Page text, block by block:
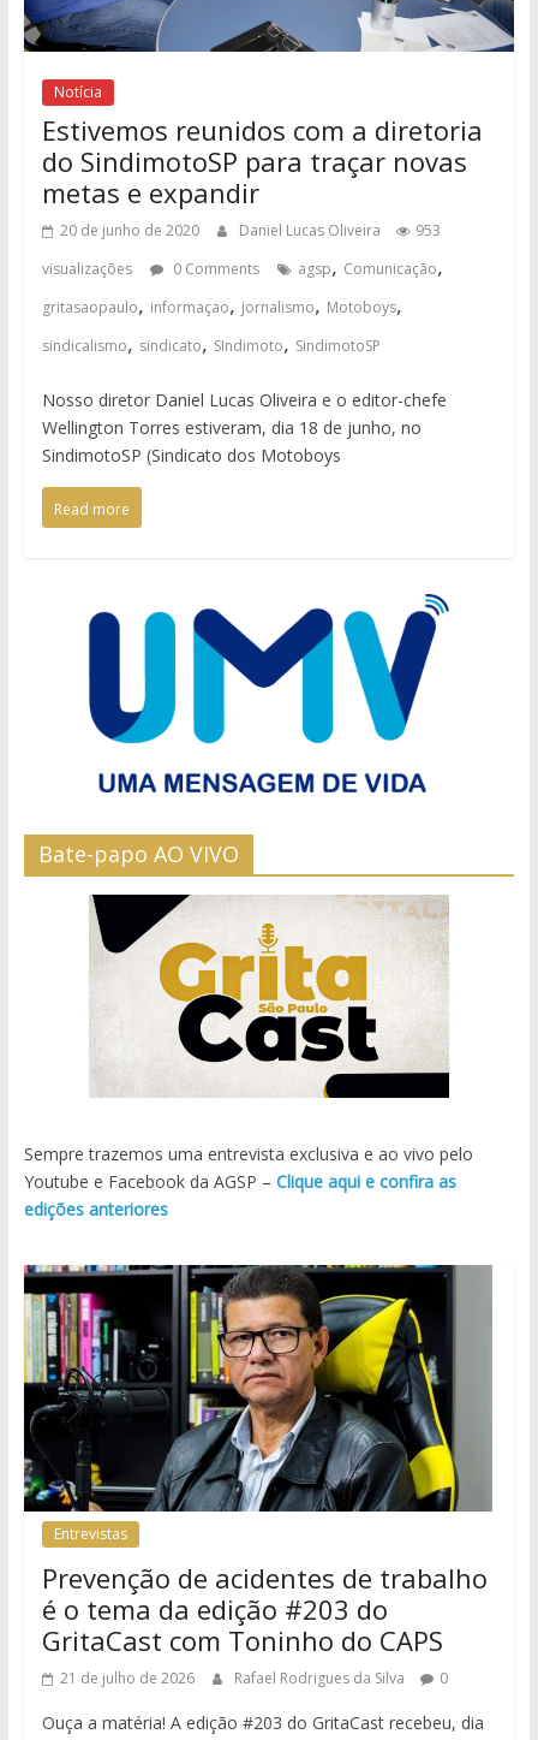
Notícia
Estivemos reunidos com a diretoria
do SindimotoSP para traçar novas
metas e expandir
20 de junho de 2020 Daniel Lucas Oliveira
953
visualizações
0 Comments agsp, Comunicação,
gritasaopaulo, informaçao, jornalismo, Motoboys,
sindicalismo, sindicato, SIndimoto, SindimotoSP
Nosso diretor Daniel Lucas Oliveira e o editor-chefe
Wellington Torres estiveram, dia 18 de junho, no
SindimotoSP (Sindicato dos Motoboys
Read more
Bate-papo AO VIVO
Sempre trazemos uma entrevista exclusiva e ao vivo pelo
Youtube e Facebook da AGSP – Clique aqui e confira as
edições anteriores
Entrevistas
Prevenção de acidentes de trabalho
é o tema da edição #203 do
GritaCast com Toninho do CAPS
21 de julho de 2026 Rafael Rodrigues da Silva 0
Ouça a matéria! A edição #203 do GritaCast recebeu, dia